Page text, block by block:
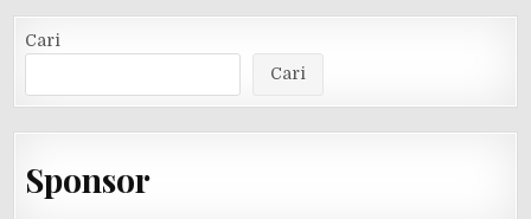
Cari
Cari
Sponsor